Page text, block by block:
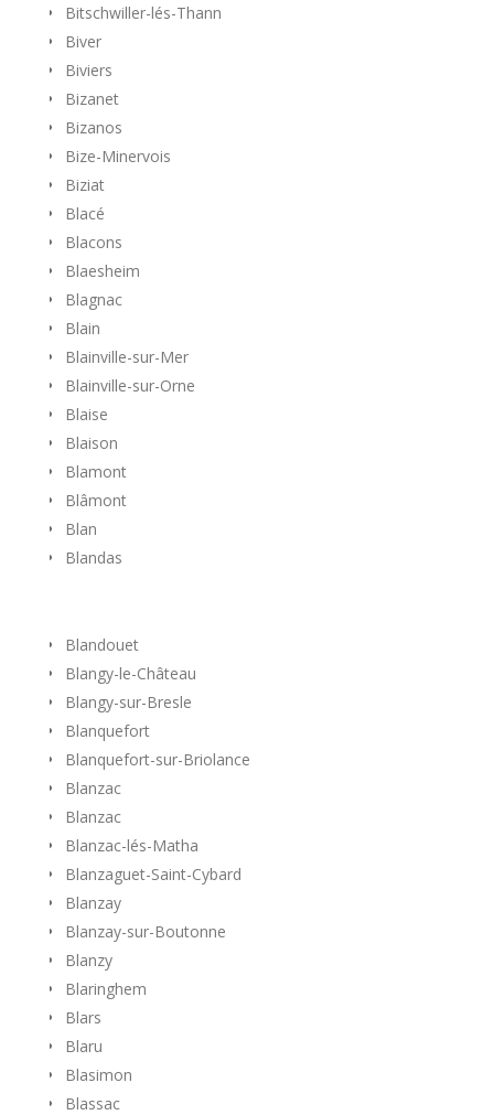
Bitschwiller-lés-Thann
Biver
Biviers
Bizanet
Bizanos
Bize-Minervois
Biziat
Blacé
Blacons
Blaesheim
Blagnac
Blain
Blainville-sur-Mer
Blainville-sur-Orne
Blaise
Blaison
Blamont
Blâmont
Blan
Blandas
Blandouet
Blangy-le-Château
Blangy-sur-Bresle
Blanquefort
Blanquefort-sur-Briolance
Blanzac
Blanzac
Blanzac-lés-Matha
Blanzaguet-Saint-Cybard
Blanzay
Blanzay-sur-Boutonne
Blanzy
Blaringhem
Blars
Blaru
Blasimon
Blassac